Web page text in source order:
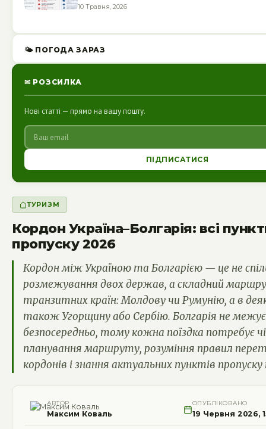
ТУРИЗМ
Кордон Україна–Болгарія: всі
пропуску 2026
Кордон між Україною та Болгарією — це не
розмежування двох держав, а складний
транзитних країн: Молдову чи Румунію, а в
також Угорщину або Сербію. Болгарія не
безпосередньо, тому кожна поїздка потребує
планування маршруту, розуміння правил
кордонів і знання актуальних пунктів
АВТОР
Максим Коваль
ОПУБЛІКОВАНО
19 Червня 2026,
10 Травня, 2026
🌤 ПОГОДА ЗАРАЗ
✉ РОЗСИЛКА
Нові статті — прямо на вашу пошту.
ПІДПИСАТИСЯ